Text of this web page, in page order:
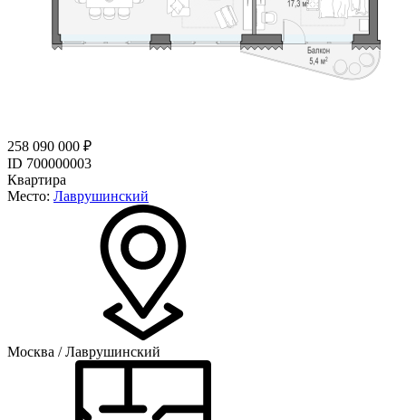
258 090 000 ₽
ID 700000003
Квартира
Место: Лаврушинский
Москва / Лаврушинский